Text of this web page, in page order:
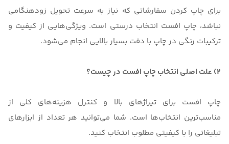
برای چاپ کردن سفارشاتی که نیاز به سرعت تحویل زودهنگامی
نباشد، چاپ افست انتخاب درستی است. ویژگی‌هایی از کیفیت و
ترکیبات رنگی در چاپ با دقت بسیار بالایی انجام می‌شود.
2) علت اصلی انتخاب چاپ افست در چیست؟
چاپ افست برای تیراژهای بالا و کنترل هزینه‌های کلی از
مناسب‌ترین انتخاب‌‌ها است. شما می‌توانید هر تعداد از ابزارهای
تبلیغاتی را با کیفیتی مطلوب انتخاب کنید.